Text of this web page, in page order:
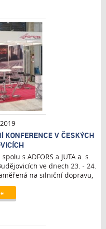
V ČESKÝCH
s ADFORS a JUTA a. s.
ve dnech 23. - 24.
na silniční dopravu,
silničního provozu. Využili
naše geomříže pro
vozovkách zajišťující